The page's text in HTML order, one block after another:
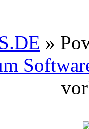
»